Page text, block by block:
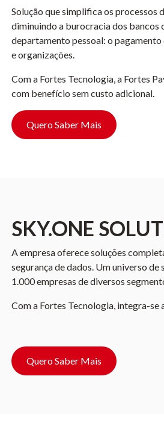
Solução que simplifica os
diminuindo a burocracia dos bancos
departamento pessoal: o
e organizações.
Com a Fortes Tecnologia, a Fortes
com benefício sem custo adicional.
Quero Saber Mais
SKY.ONE
A empresa oferece soluções
segurança de dados. Um universo
1.000 empresas de diversos
Com a Fortes Tecnologia, integra-se
Quero Saber Mais